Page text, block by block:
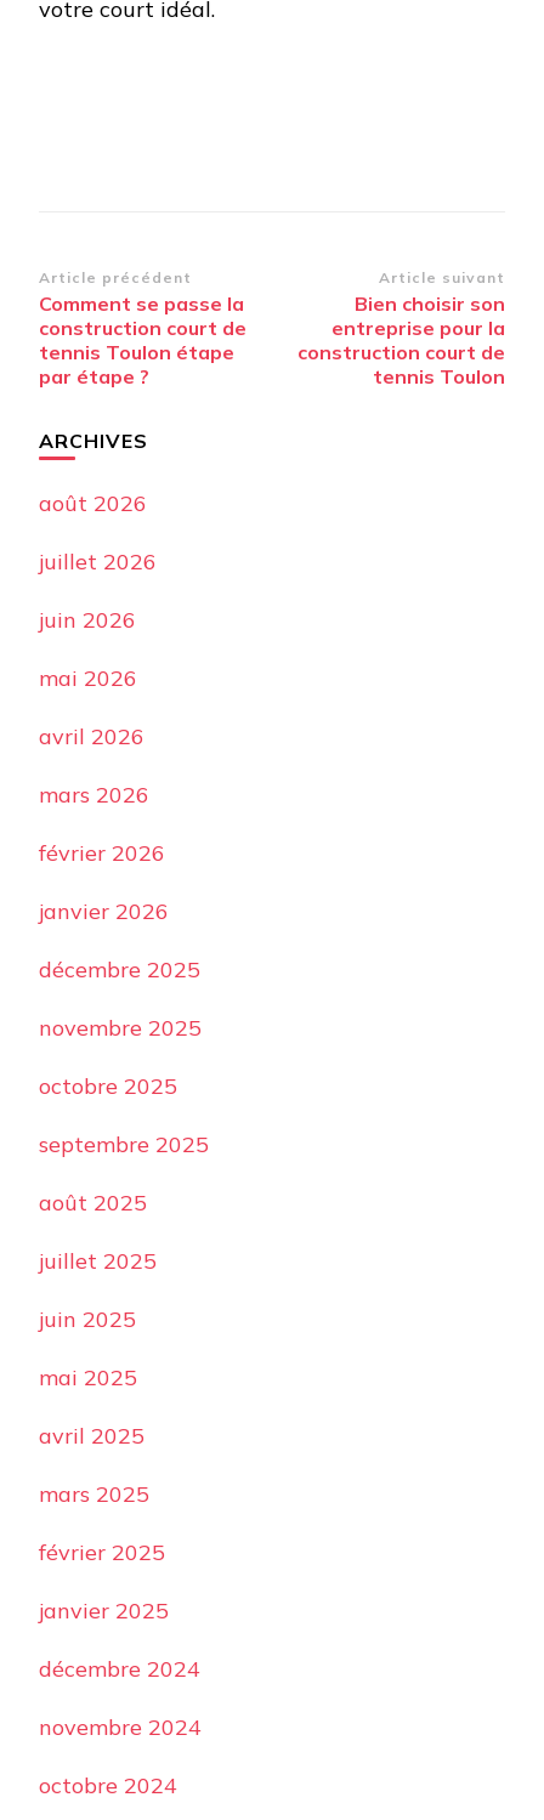
votre court idéal.
Navigation
d’article
Article précédent
Comment se passe la
construction court de
tennis Toulon étape
par étape ?
Article suivant
Bien choisir son
entreprise pour la
construction court de
tennis Toulon
ARCHIVES
août 2026
juillet 2026
juin 2026
mai 2026
avril 2026
mars 2026
février 2026
janvier 2026
décembre 2025
novembre 2025
octobre 2025
septembre 2025
août 2025
juillet 2025
juin 2025
mai 2025
avril 2025
mars 2025
février 2025
janvier 2025
décembre 2024
novembre 2024
octobre 2024